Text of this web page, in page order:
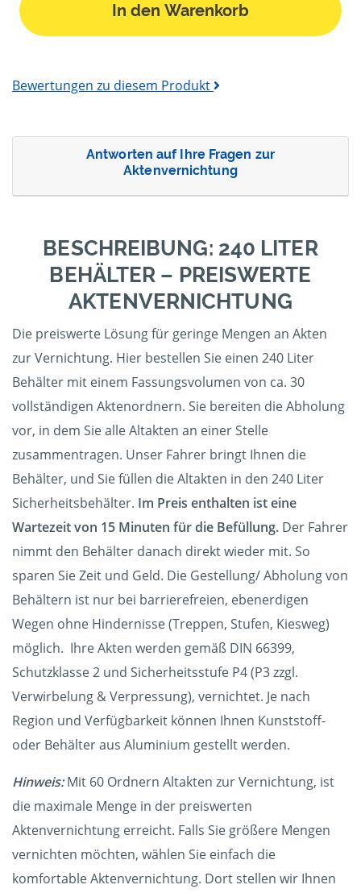
In den Warenkorb
Bewertungen zu diesem Produkt
Antworten auf Ihre Fragen zur
Aktenvernichtung
BESCHREIBUNG: 240 LITER
BEHÄLTER – PREISWERTE
AKTENVERNICHTUNG
Die preiswerte Lösung für geringe Mengen an Akten
zur Vernichtung. Hier bestellen Sie einen 240 Liter
Behälter mit einem Fassungsvolumen von ca. 30
vollständigen Aktenordnern. Sie bereiten die Abholung
vor, in dem Sie alle Altakten an einer Stelle
zusammentragen. Unser Fahrer bringt Ihnen die
Behälter, und Sie füllen die Altakten in den 240 Liter
Sicherheitsbehälter. Im Preis enthalten ist eine
Wartezeit von 15 Minuten für die Befüllung. Der Fahrer
nimmt den Behälter danach direkt wieder mit. So
sparen Sie Zeit und Geld. Die Gestellung/ Abholung von
Behältern ist nur bei barrierefreien, ebenerdigen
Wegen ohne Hindernisse (Treppen, Stufen, Kiesweg)
möglich. Ihre Akten werden gemäß DIN 66399,
Schutzklasse 2 und Sicherheitsstufe P4 (P3 zzgl.
Verwirbelung & Verpressung), vernichtet. Je nach
Region und Verfügbarkeit können Ihnen Kunststoff-
oder Behälter aus Aluminium gestellt werden.
Hinweis:Mit 60 Ordnern Altakten zur Vernichtung, ist
die maximale Menge in der preiswerten
Aktenvernichtung erreicht. Falls Sie größere Mengen
vernichten möchten, wählen Sie einfach die
komfortable Aktenvernichtung. Dort stellen wir Ihnen